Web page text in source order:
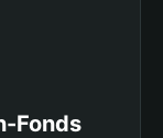
Fonds